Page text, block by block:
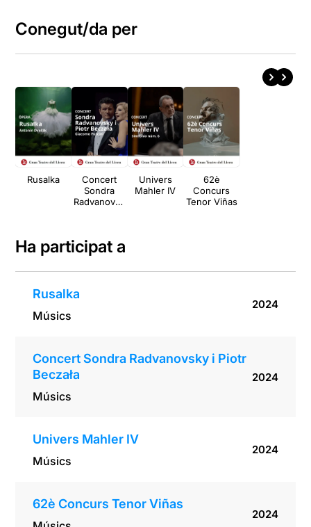
Conegut/da per
Rusalka
Concert
Sondra
Radvanovsk
Univers
Mahler IV
62è
Concurs
Tenor Viñas
Ha participat a
Rusalka
Músics
2024
Concert Sondra Radvanovsky i Piotr
Beczała
Músics
2024
Univers Mahler IV
Músics
2024
62è Concurs Tenor Viñas
2024